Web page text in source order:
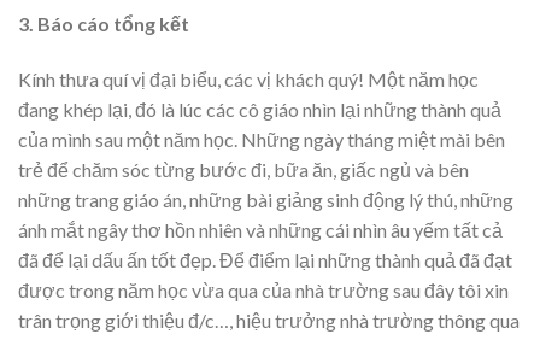
3. Báo cáo tổng kết
Kính thưa quí vị đại biểu, các vị khách quý! Một năm học
đang khép lại, đó là lúc các cô giáo nhìn lại những thành quả
của mình sau một năm học. Những ngày tháng miệt mài bên
trẻ để chăm sóc từng bước đi, bữa ăn, giấc ngủ và bên
những trang giáo án, những bài giảng sinh động lý thú, những
ánh mắt ngây thơ hồn nhiên và những cái nhìn âu yếm tất cả
đã để lại dấu ấn tốt đẹp. Để điểm lại những thành quả đã đạt
được trong năm học vừa qua của nhà trường sau đây tôi xin
trân trọng giới thiệu đ/c…, hiệu trưởng nhà trường thông qua